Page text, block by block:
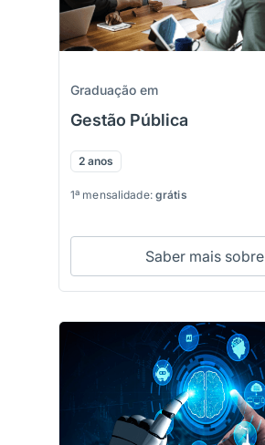
Graduação em
Gestão Pública
2 anos
1ª mensalidade: grátis
Saber mais sobre